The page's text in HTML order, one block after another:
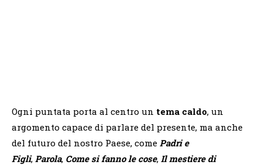
Ogni puntata porta al centro un tema caldo, un
argomento capace di parlare del presente, ma anche
del futuro del nostro Paese, come Padri e
Figli, Parola, Come si fanno le cose, Il mestiere di